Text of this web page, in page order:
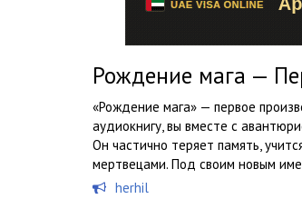
Рождение мага —
«Рождение мага» — первое
аудиокнигу, вы вместе с
Он частично теряет память,
мертвецами. Под своим новым
herhil